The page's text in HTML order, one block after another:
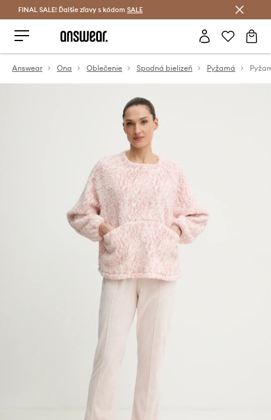
Šetrite s Answear Club >
FINAL SALE! Ďalšie zľavy s kódom SALE
Answear Ona Oblečenie Spodná bielizeň Pyžamá